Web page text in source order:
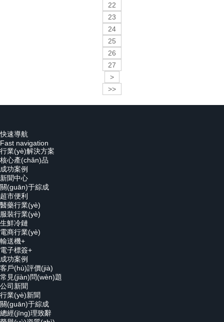
22
23
24
25
26
27
>
>>
快速導航
Fast navigation
行業(yè)解決方案
核心產(chǎn)品
成功案例
新聞中心
關(guān)于綜成
超市便利
醫藥行業(yè)
服裝行業(yè)
生鮮冷鏈
電商行業(yè)
輸送機+
電子標簽+
成功案例
客戶(hù)評價(jià)
常見(jiàn)問(wèn)題
公司新聞
行業(yè)新聞
關(guān)于綜成
總經(jīng)理致辭